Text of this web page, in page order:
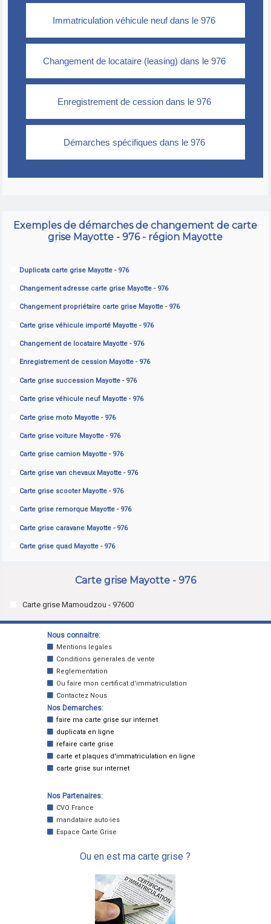
Exemples de démarches de changement de carte
grise Mayotte - 976 - région Mayotte
Duplicata carte grise Mayotte - 976
Changement adresse carte grise Mayotte - 976
Changement propriétaire carte grise Mayotte - 976
Carte grise véhicule importé Mayotte - 976
Changement de locataire Mayotte - 976
Enregistrement de cession Mayotte - 976
Carte grise succession Mayotte - 976
Carte grise véhicule neuf Mayotte - 976
Carte grise moto Mayotte - 976
Carte grise voiture Mayotte - 976
Carte grise camion Mayotte - 976
Carte grise van chevaux Mayotte - 976
Carte grise scooter Mayotte - 976
Carte grise remorque Mayotte - 976
Carte grise caravane Mayotte - 976
Carte grise quad Mayotte - 976
Carte grise Mayotte - 976
Carte grise Mamoudzou - 97600
Nous connaitre:
Mentions legales
Conditions generales de vente
Reglementation
Ou faire mon certificat d'immatriculation
Contactez Nous
Nos Demarches:
faire ma carte grise sur internet
duplicata en ligne
refaire carte grise
carte et plaques d'immatriculation en ligne
carte grise sur internet
Nos Partenaires:
CVO France
mandataire auto-ies
Espace Carte Grise
Ou en est ma carte grise ?